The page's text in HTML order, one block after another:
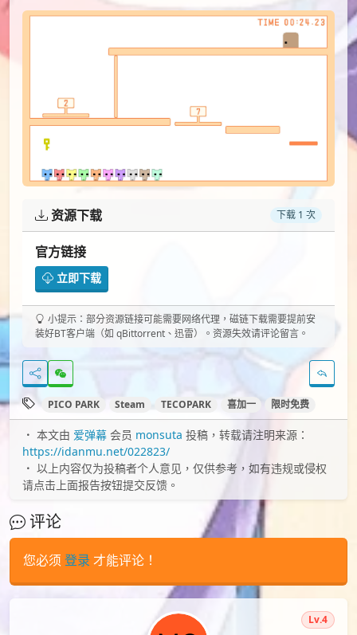
资源下载 下载 1 次
官方链接
立即下载
小提示：部分资源链接可能需要网络代理，磁链下载需要提前安
装好BT客户端（如 qBittorrent、迅雷）。资源失效请评论留言。
PICO PARK Steam TECOPARK 喜加一 限时免费
本文由 爱弹幕 会员 monsuta 投稿，转载请注明来源：
https://idanmu.net/022823/
以上内容仅为投稿者个人意见，仅供参考，如有违规或侵权
请点击上面报告按钮提交反馈。
评论
您必须 登录 才能评论！
Lv.4